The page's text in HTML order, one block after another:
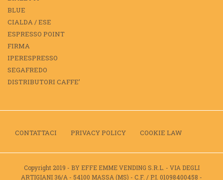
BLUE
CIALDA / ESE
ESPRESSO POINT
FIRMA
IPERESPRESSO
SEGAFREDO
DISTRIBUTORI CAFFE’
CONTATTACI PRIVACY POLICY COOKIE LAW
Copyright 2019 - BY EFFE EMME VENDING S.R.L. - VIA DEGLI
ARTIGIANI 36/A - 54100 MASSA (MS) - C.F. / P.I. 01098400458 -